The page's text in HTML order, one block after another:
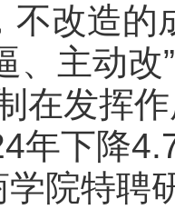
不改造的
、主动
在发挥
年下降
院特聘